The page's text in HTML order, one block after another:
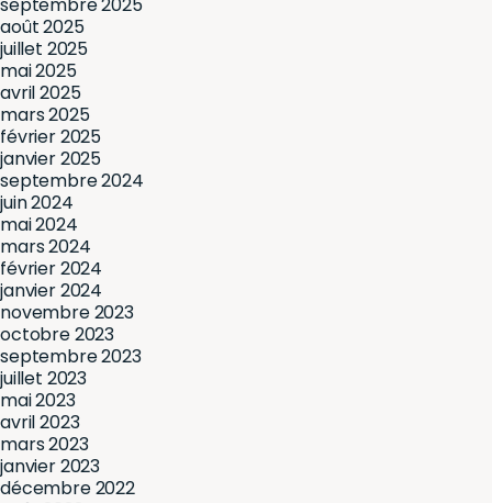
août 2025
juillet 2025
mai 2025
avril 2025
mars 2025
février 2025
janvier 2025
septembre 2024
juin 2024
mai 2024
mars 2024
février 2024
janvier 2024
novembre 2023
octobre 2023
septembre 2023
juillet 2023
mai 2023
avril 2023
mars 2023
janvier 2023
décembre 2022